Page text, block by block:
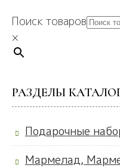
Поиск товаров
×
РАЗДЕЛЫ
Подарочные
Мармелад,